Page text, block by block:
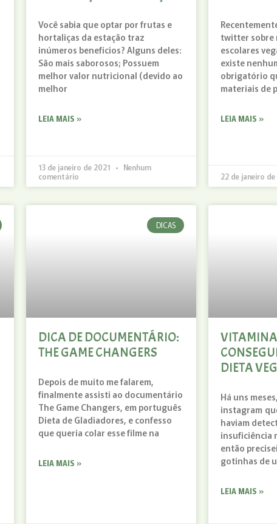
Você sabia que optar por frutas e
hortaliças da estação traz
inúmeros benefícios? Alguns deles:
São mais saborosos; Possuem
melhor valor nutricional (devido ao
melhor
LEIA MAIS »
13 de janeiro de 2021
Nenhum
comentário
twitter sobre
escolares
existe
obrigatório
materiais de
LEIA MAIS »
22 de janeiro
DICAS
DICA DE DOCUMENTÁRIO:
THE GAME CHANGERS
Depois de muito me falarem,
finalmente assisti ao documentário
The Game Changers, em português
Dieta de Gladiadores, e confesso
que queria colar esse filme na
LEIA MAIS »
VITAMINA
DIETA
Há uns
instagram
haviam
insuficiência
então
gotinhas de
LEIA MAIS »